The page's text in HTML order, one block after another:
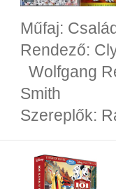
Műfaj:
Rendező:
Wolfgang
Smith
Szereplők: